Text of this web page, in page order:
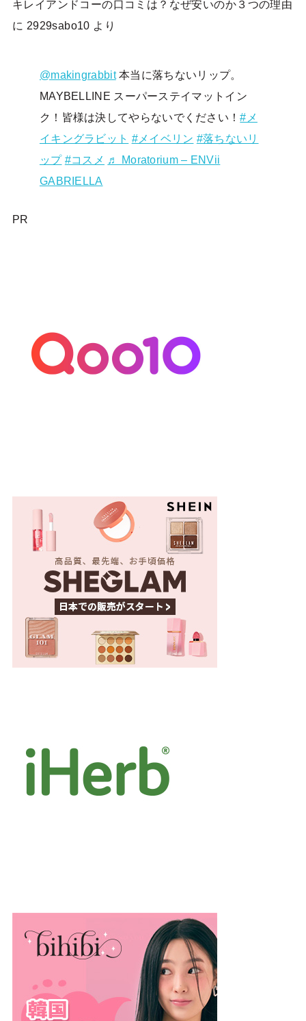
キレイアンドコーの口コミは？なぜ安いのか３つの理由
に 2929sabo10 より
@makingrabbit本当に落ちないリップ。
MAYBELLINE スーパーステイマットイン
ク！皆様は決してやらないでください！#メ
イキングラビット #メイベリン #落ちないリ
ップ #コスメ ♬ Moratorium – ENVii
GABRIELLA
PR